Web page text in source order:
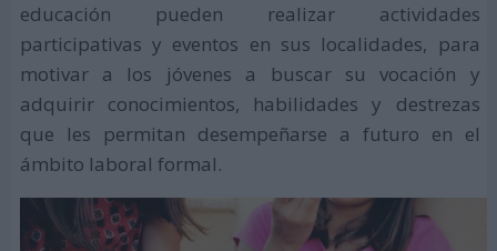
educación pueden realizar actividades
participativas y eventos en sus localidades, para
motivar a los jóvenes a buscar su vocación y
adquirir conocimientos, habilidades y destrezas
que les permitan desempeñarse a futuro en el
ámbito laboral formal.